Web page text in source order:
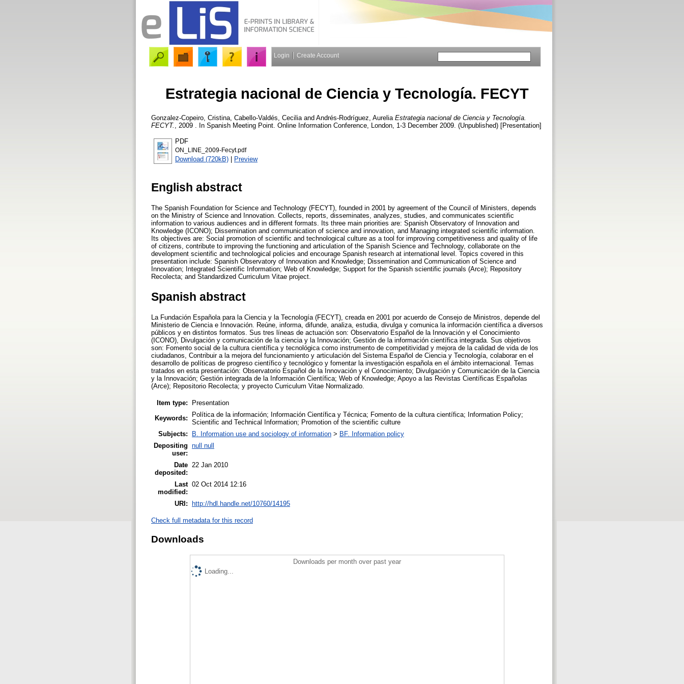
Login Create Account
Estrategia nacional de Ciencia y Tecnología. FECYT
Gonzalez-Copeiro, Cristina Cabello-Valdés, Cecilia and Andrés-Rodríguez, Aurelia Estrategia nacional de Ciencia y Tecnología.
FECYT.
, 2009 . In Spanish Meeting Point. Online Information Conference, London, 1-3 December 2009. (Unpublished) [Presentation]
PDF
ON_LINE_2009-Fecyt.pdf
Download (720kB) | Preview
English abstract
The Spanish Foundation for Science and Technology (FECYT), founded in 2001 by agreement of the Council of Ministers, depends
on the Ministry of Science and Innovation. Collects, reports, disseminates, analyzes, studies, and communicates scientific
information to various audiences and in different formats. Its three main priorities are: Spanish Observatory of Innovation and
Knowledge (ICONO); Dissemination and communication of science and innovation, and Managing integrated scientific information.
Its objectives are: Social promotion of scientific and technological culture as a tool for improving competitiveness and quality of life
of citizens, contribute to improving the functioning and articulation of the Spanish Science and Technology, collaborate on the
development scientific and technological policies and encourage Spanish research at international level. Topics covered in this
presentation include: Spanish Observatory of Innovation and Knowledge; Dissemination and Communication of Science and
Innovation; Integrated Scientific Information; Web of Knowledge; Support for the Spanish scientific journals (Arce); Repository
Recolecta; and Standardized Curriculum Vitae project.
Spanish abstract
La Fundación Española para la Ciencia y la Tecnología (FECYT), creada en 2001 por acuerdo de Consejo de Ministros, depende del
Ministerio de Ciencia e Innovación. Reúne, informa, difunde, analiza, estudia, divulga y comunica la información científica a diversos
públicos y en distintos formatos. Sus tres líneas de actuación son: Observatorio Español de la Innovación y el Conocimiento
(ICONO), Divulgación y comunicación de la ciencia y la Innovación; Gestión de la información científica integrada. Sus objetivos
son: Fomento social de la cultura científica y tecnológica como instrumento de competitividad y mejora de la calidad de vida de los
ciudadanos, Contribuir a la mejora del funcionamiento y articulación del Sistema Español de Ciencia y Tecnología, colaborar en el
desarrollo de políticas de progreso científico y tecnológico y fomentar la investigación española en el ámbito internacional. Temas
tratados en esta presentación: Observatorio Español de la Innovación y el Conocimiento; Divulgación y Comunicación de la Ciencia
y la Innovación; Gestión integrada de la Información Científica; Web of Knowledge; Apoyo a las Revistas Científicas Españolas
(Arce); Repositorio Recolecta; y proyecto Curriculum Vitae Normalizado.
Item type:
Presentation
Keywords:
Política de la información; Información Científica y Técnica; Fomento de la cultura científica; Information Policy;
Scientific and Technical Information; Promotion of the scientific culture
Subjects:
B. Information use and sociology of information > BF. Information policy
Depositing
user:
null null
Date
deposited:
22 Jan 2010
Last
modified:
02 Oct 2014 12:16
URI: http://hdl.handle.net/10760/14195
Check full metadata for this record
Downloads
Downloads per month over past year
Loading...